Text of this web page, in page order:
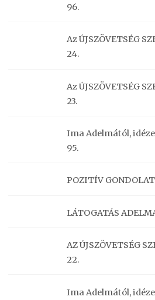
96.
Az ÚJSZÖVETSÉG
24.
Az ÚJSZÖVETSÉG
23.
Ima Adelmától,
95.
POZITÍV
LÁTOGATÁS
AZ ÚJSZÖVETSÉG
22.
Ima Adelmától,